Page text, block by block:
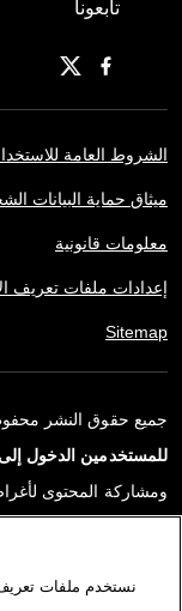
تابعونا
الشروط العامة
ميثاق حماية البيانات
معلومات قانونية
إعدادات ملفات تعريف
Sitemap
جميع حقوق النشر
للمستخدمين الدخول إلى
ومشاركة المحتوى
ترخيص محددة موقعة
نستخدم ملفات